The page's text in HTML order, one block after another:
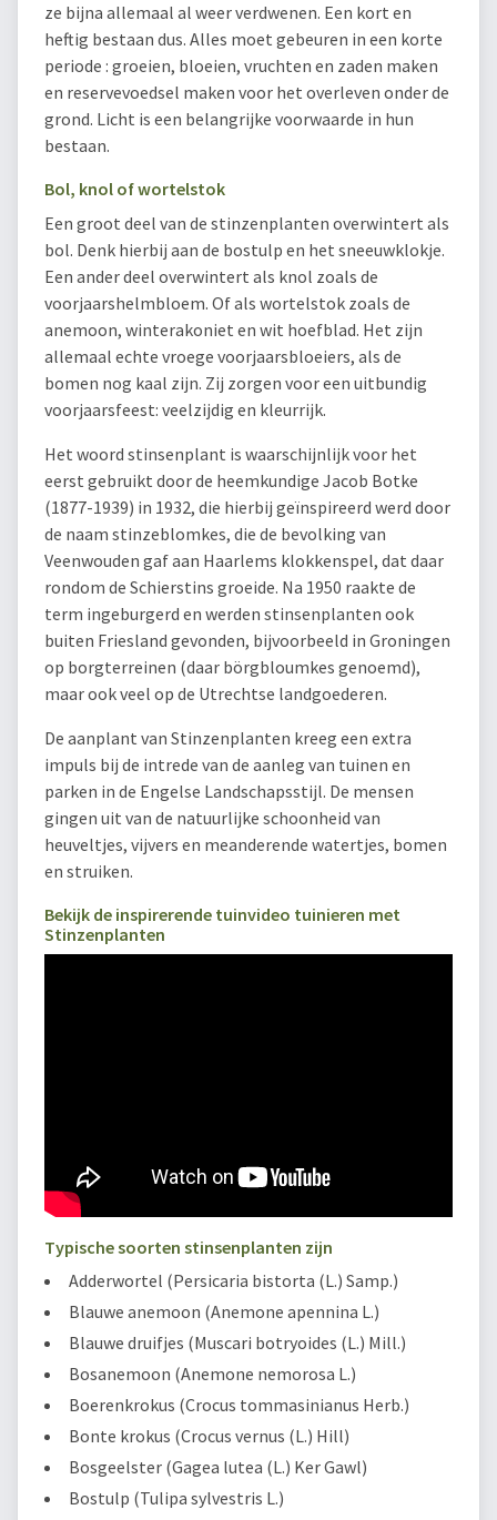
ze bijna allemaal al weer verdwenen. Een kort en
heftig bestaan dus. Alles moet gebeuren in een korte
periode : groeien, bloeien, vruchten en zaden maken
en reservevoedsel maken voor het overleven onder de
grond. Licht is een belangrijke voorwaarde in hun
bestaan.
Bol, knol of wortelstok
Een groot deel van de stinzenplanten overwintert als
bol. Denk hierbij aan de bostulp en het sneeuwklokje.
Een ander deel overwintert als knol zoals de
voorjaarshelmbloem. Of als wortelstok zoals de
anemoon, winterakoniet en wit hoefblad. Het zijn
allemaal echte vroege voorjaarsbloeiers, als de
bomen nog kaal zijn. Zij zorgen voor een uitbundig
voorjaarsfeest: veelzijdig en kleurrijk.
Het woord stinsenplant is waarschijnlijk voor het
eerst gebruikt door de heemkundige Jacob Botke
(1877-1939) in 1932, die hierbij geïnspireerd werd door
de naam stinzeblomkes, die de bevolking van
Veenwouden gaf aan Haarlems klokkenspel, dat daar
rondom de Schierstins groeide. Na 1950 raakte de
term ingeburgerd en werden stinsenplanten ook
buiten Friesland gevonden, bijvoorbeeld in Groningen
op borgterreinen (daar börgbloumkes genoemd),
maar ook veel op de Utrechtse landgoederen.
De aanplant van Stinzenplanten kreeg een extra
impuls bij de intrede van de aanleg van tuinen en
parken in de Engelse Landschapsstijl. De mensen
gingen uit van de natuurlijke schoonheid van
heuveltjes, vijvers en meanderende watertjes, bomen
en struiken.
Bekijk de inspirerende tuinvideo tuinieren met
Stinzenplanten
Typische soorten stinsenplanten zijn
Adderwortel (Persicaria bistorta (L.) Samp.)
Blauwe anemoon (Anemone apennina L.)
Blauwe druifjes (Muscari botryoides (L.) Mill.)
Bosanemoon (Anemone nemorosa L.)
Boerenkrokus (Crocus tommasinianus Herb.)
Bonte krokus (Crocus vernus (L.) Hill)
Bosgeelster (Gagea lutea (L.) Ker Gawl)
Bostulp (Tulipa sylvestris L.)